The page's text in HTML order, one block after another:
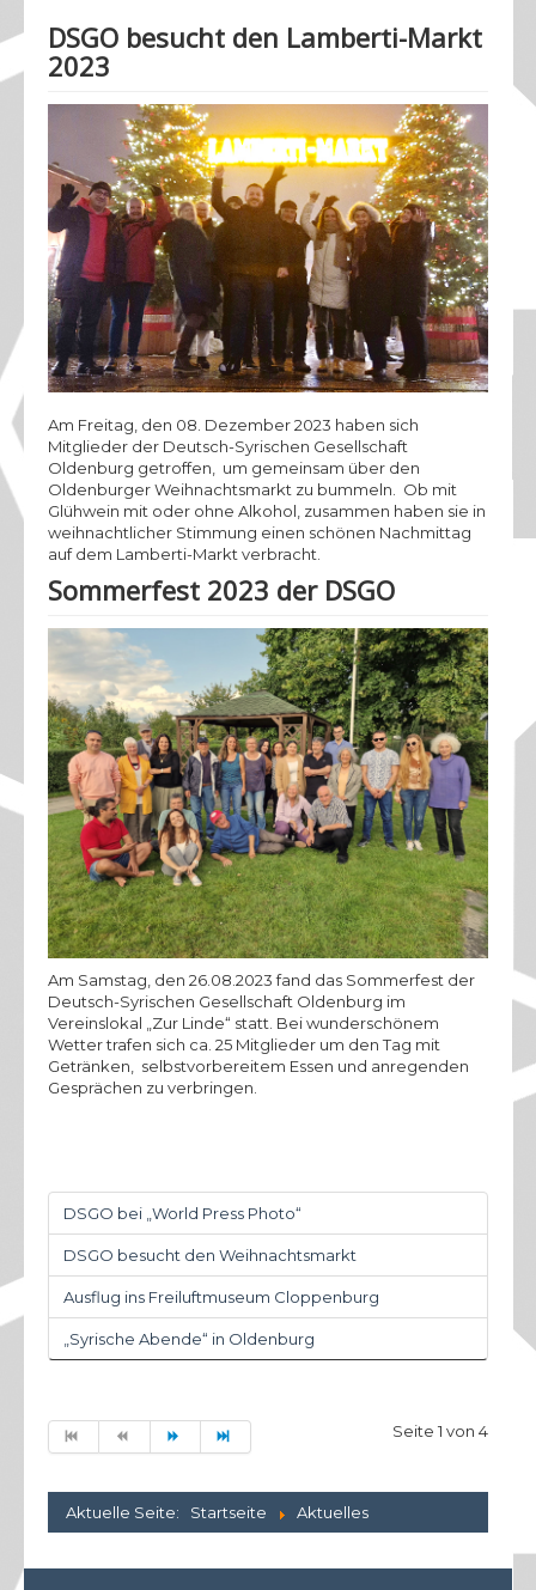
DSGO besucht den Lamberti-Markt
2023
Am Freitag, den 08. Dezember 2023 haben sich
Mitglieder der Deutsch-Syrischen Gesellschaft
Oldenburg getroffen, um gemeinsam über den
Oldenburger Weihnachtsmarkt zu bummeln. Ob mit
Glühwein mit oder ohne Alkohol, zusammen haben sie in
weihnachtlicher Stimmung einen schönen Nachmittag
auf dem Lamberti-Markt verbracht.
Sommerfest 2023 der DSGO
Am Samstag, den 26.08.2023 fand das Sommerfest der
Deutsch-Syrischen Gesellschaft Oldenburg im
Vereinslokal „Zur Linde“ statt. Bei wunderschönem
Wetter trafen sich ca. 25 Mitglieder um den Tag mit
Getränken, selbstvorbereitem Essen und anregenden
Gesprächen zu verbringen.
DSGO bei „World Press Photo“
DSGO besucht den Weihnachtsmarkt
Ausflug ins Freiluftmuseum Cloppenburg
„Syrische Abende“ in Oldenburg
Seite 1 von 4
Aktuelle Seite: Startseite Aktuelles